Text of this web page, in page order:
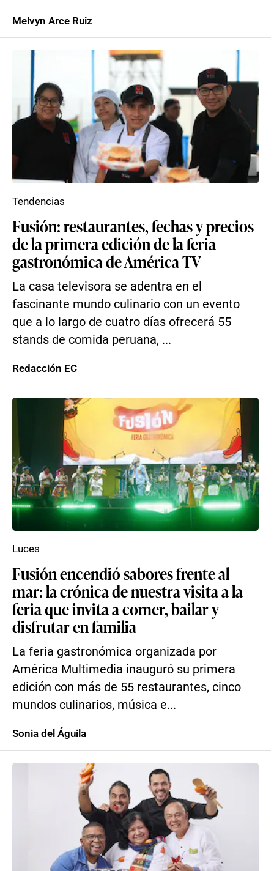
Melvyn Arce Ruiz
Fusión: restaurantes, fechas y precios
de la primera edición de la feria
gastronómica de América TV
La casa televisora se adentra en el
fascinante mundo culinario con un evento
que a lo largo de cuatro días ofrecerá 55
stands de comida peruana, ...
Tendencias
Redacción EC
Fusión encendió sabores frente al
mar: la crónica de nuestra visita a la
feria que invita a comer, bailar y
disfrutar en familia
La feria gastronómica organizada por
América Multimedia inauguró su primera
edición con más de 55 restaurantes, cinco
mundos culinarios, música e...
Luces
Sonia del Águila